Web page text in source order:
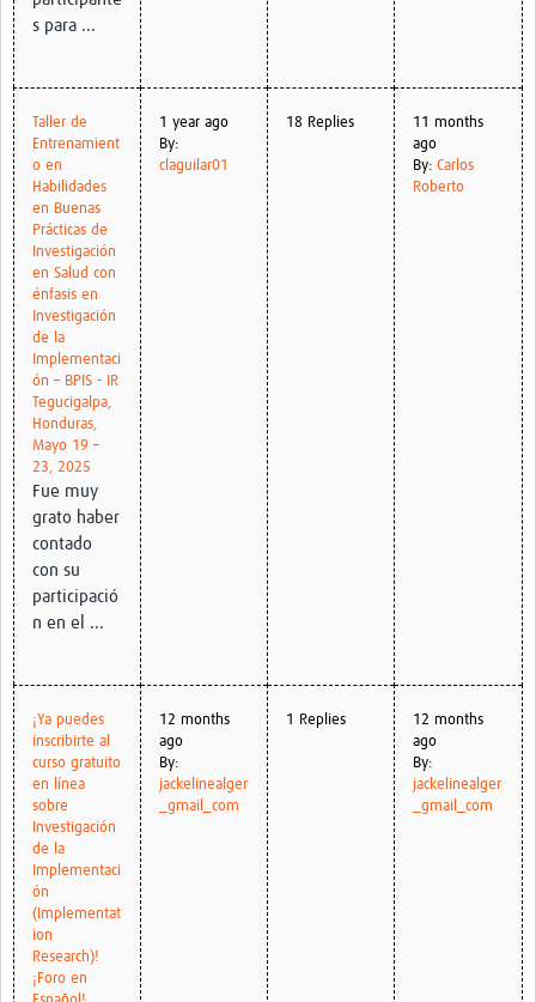
s para ...
Taller de
Entrenamient
o en
Habilidades
en Buenas
Prácticas de
Investigación
en Salud con
énfasis en
Investigación
de la
Implementaci
ón – BPIS - IR
Tegucigalpa,
Honduras,
Mayo 19 –
23, 2025
Fue muy
grato haber
contado
con su
participació
n en el ...
1 year ago
By:
claguilar01
18 Replies
11 months
ago
By: Carlos
Roberto
¡Ya puedes
inscribirte al
curso gratuito
en línea
sobre
Investigación
de la
Implementaci
ón
(Implementat
ion
Research)!
¡Foro en
12 months
ago
By:
jackelinealger
_gmail_com
1 Replies
12 months
ago
By:
jackelinealger
_gmail_com